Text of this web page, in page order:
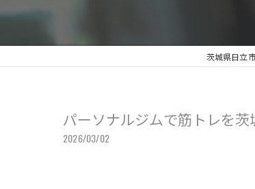
茨城県日立
パーソナルジムで筋トレを
2026/03/02